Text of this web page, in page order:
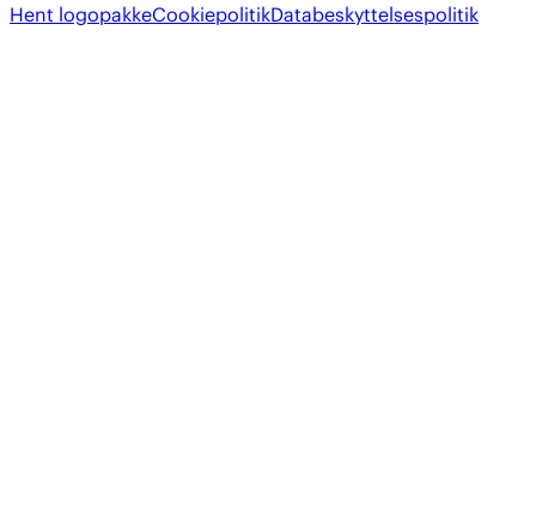
Hent logopakkeCookiepolitikDatabeskyttelsespolitik